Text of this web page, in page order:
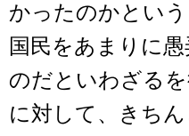
かったのかとい
国民をあまりに
のだといわざる
に対して、きちん